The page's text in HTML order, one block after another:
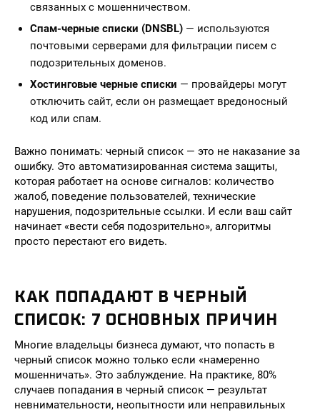
связанных с мошенничеством.
Спам-черные списки (DNSBL) — используются
почтовыми серверами для фильтрации писем с
подозрительных доменов.
Хостинговые черные списки — провайдеры могут
отключить сайт, если он размещает вредоносный
код или спам.
Важно понимать: черный список — это не наказание за
ошибку. Это автоматизированная система защиты,
которая работает на основе сигналов: количество
жалоб, поведение пользователей, технические
нарушения, подозрительные ссылки. И если ваш сайт
начинает «вести себя подозрительно», алгоритмы
просто перестают его видеть.
КАК ПОПАДАЮТ В ЧЕРНЫЙ
СПИСОК: 7 ОСНОВНЫХ ПРИЧИН
Многие владельцы бизнеса думают, что попасть в
черный список можно только если «намеренно
мошенничать». Это заблуждение. На практике, 80%
случаев попадания в черный список — результат
невнимательности, неопытности или неправильных